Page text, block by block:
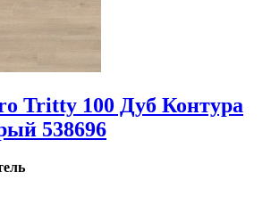
Tritty 100 Дуб Контура
538696